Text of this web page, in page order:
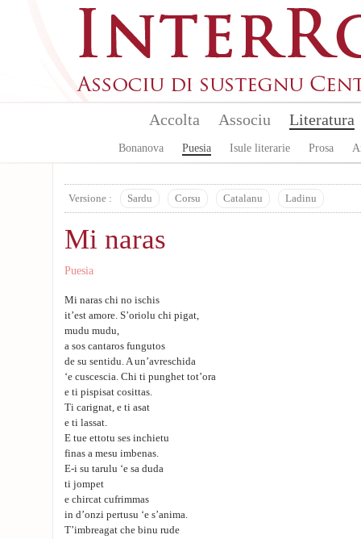
Accolta Associu Literatura
Bonanova Puesia Isule literarie Prosa
Versione : Sardu Corsu Catalanu Ladinu
Mi naras
Puesia
Mi naras chi no ischis
it’est amore. S’oriolu chi pigat,
mudu mudu,
a sos cantaros fungutos
de su sentidu. A un’avreschida
‘e cuscescia. Chi ti punghet tot’ora
e ti pispisat cosittas.
Ti carignat, e ti asat
e ti lassat.
E tue ettotu ses inchietu
finas a mesu imbenas.
E-i su tarulu ‘e sa duda
ti jompet
e chircat cufrimmas
in d’onzi pertusu ‘e s’anima.
T’imbreagat che binu rude